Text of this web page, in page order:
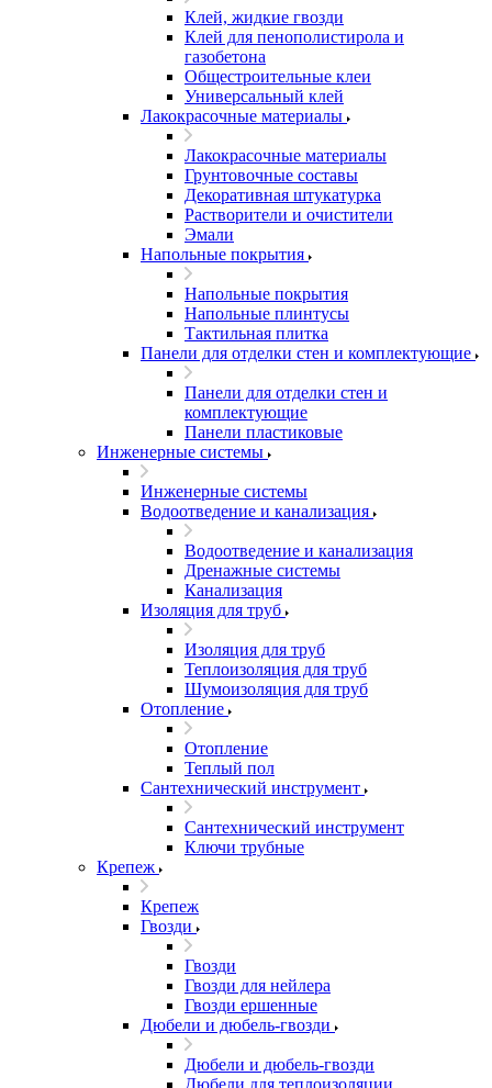
Клей, жидкие гвозди
Клей для пенополистирола и
газобетона
Общестроительные клеи
Универсальный клей
Лакокрасочные материалы
Лакокрасочные материалы
Грунтовочные составы
Декоративная штукатурка
Растворители и очистители
Эмали
Напольные покрытия
Напольные покрытия
Напольные плинтусы
Тактильная плитка
Панели для отделки стен и комплектующие
Панели для отделки стен и
комплектующие
Панели пластиковые
Инженерные системы
Инженерные системы
Водоотведение и канализация
Водоотведение и канализация
Дренажные системы
Канализация
Изоляция для труб
Изоляция для труб
Теплоизоляция для труб
Шумоизоляция для труб
Отопление
Отопление
Теплый пол
Сантехнический инструмент
Сантехнический инструмент
Ключи трубные
Крепеж
Крепеж
Гвозди
Гвозди
Гвозди для нейлера
Гвозди ершенные
Дюбели и дюбель-гвозди
Дюбели и дюбель-гвозди
Дюбели для теплоизоляции